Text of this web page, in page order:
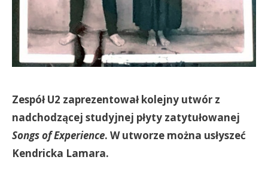
Zespół U2 zaprezentował kolejny utwór z
nadchodzącej studyjnej płyty zatytułowanej
Songs of Experience. W utworze można usłyszeć
Kendricka Lamara.